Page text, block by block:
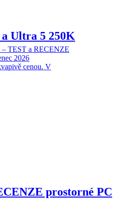
Ultra 5 250K
– TEST a RECENZE
2026
cenou. V
prostorné PC